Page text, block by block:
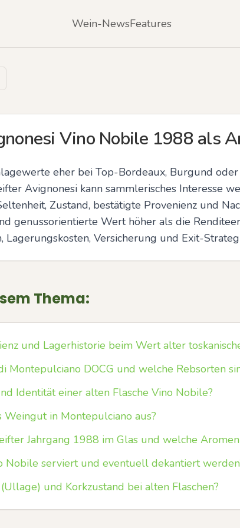
Wein-NewsFeatures
Vino Nobile 1988 als
eher bei Top-Bordeaux, Burgund
Avignonesi kann sammlerisches Interesse
Zustand, bestätigte Provenienz und
genussorientierte Wert höher als die
Lagerungskosten, Versicherung und Exit-
Thema:
und Lagerhistorie beim Wert alter
Montepulciano DOCG und welche Rebsorten
Identität einer alten Flasche Vino Nobile?
Weingut in Montepulciano aus?
Jahrgang 1988 im Glas und welche
serviert und eventuell dekantiert
und Korkzustand bei alten Flaschen?